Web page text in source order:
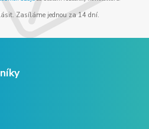
Zasíláme jednou za 14 dní.